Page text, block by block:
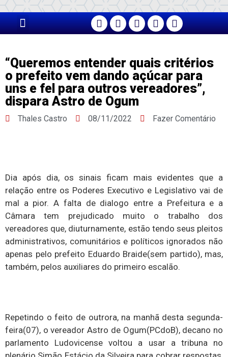
“Queremos entender quais critérios
o prefeito vem dando açúcar para
uns e fel para outros vereadores”,
dispara Astro de Ogum
Thales Castro 08/11/2022 Fazer Comentário
Dia após dia, os sinais ficam mais evidentes que a
relação entre os Poderes Executivo e Legislativo vai de
mal a pior. A falta de dialogo entre a Prefeitura e a
Câmara tem prejudicado muito o trabalho dos
vereadores que, diuturnamente, estão tendo seus pleitos
administrativos, comunitários e políticos ignorados não
apenas pelo prefeito Eduardo Braide(sem partido), mas,
também, pelos auxiliares do primeiro escalão.
Repetindo o feito de outrora, na manhã desta segunda-
feira(07), o vereador Astro de Ogum(PCdoB), decano no
parlamento Ludovicense voltou a usar a tribuna no